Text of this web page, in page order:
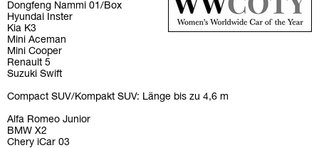
Dongfeng Nammi 01/Box
Hyundai Inster
Kia K3
Mini Aceman
Mini Cooper
Renault 5
Suzuki Swift
Compact SUV/Kompakt SUV: Länge bis zu 4,6 m
Alfa Romeo Junior
BMW X2
Chery iCar 03